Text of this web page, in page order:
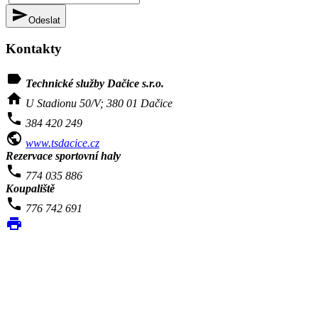
sendOdeslat
Kontakty
label Technické služby Dačice s.r.o.
home U Stadionu 50/V; 380 01 Dačice
phone 384 420 249
public www.tsdacice.cz
Rezervace sportovní haly
phone 774 035 886
Koupaliště
phone 776 742 691
print